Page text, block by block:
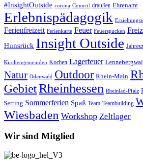
#InsightOutside corona Council draußen Ehrenamt
Erlebnispädagogik
Ferienfreizeit Ferienkarte Feuer Feuerspucken
Hunsrück Insight Outside
Kirchengemeinden Kochen Lagerfeuer
Natur Odenwald Outdoor Rhein-Main
GebietRheinhessen Rheinlad-Pfalz
Setting Sommerferien Spaß Team Teambuilding
Wiesbaden Workshop Zeltlager
Wir sind Mitglied